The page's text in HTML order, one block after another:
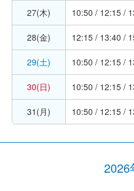
27(木) 10:50 / 12:15 /
28(金) 12:15 / 13:40 /
29(土) 10:50 / 12:15 /
30(日) 10:50 / 12:15 /
31(月) 10:50 / 12:15 /
2026